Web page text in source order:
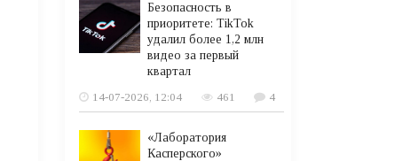
Безопасность в
приоритете: TikTok
удалил более 1,2 млн
видео за первый
квартал
14-07-2026, 12:04
461 4
«Лаборатория
Касперского»